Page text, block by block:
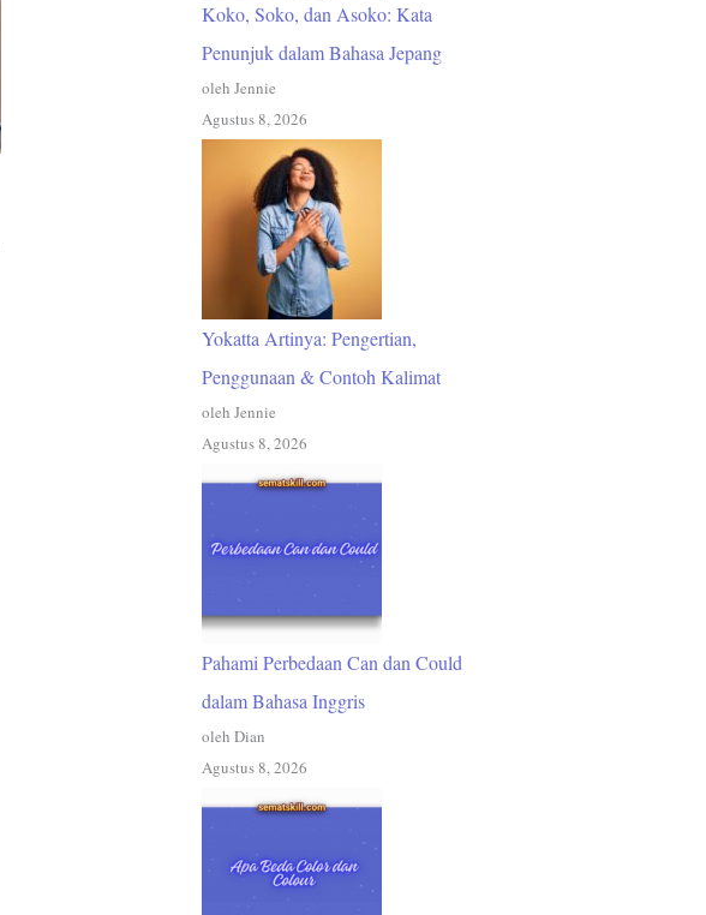
Koko, Soko, dan Asoko: Kata
Penunjuk dalam Bahasa Jepang
oleh Jennie
Agustus 8, 2026
Yokatta Artinya: Pengertian,
Penggunaan & Contoh Kalimat
oleh Jennie
Agustus 8, 2026
Pahami Perbedaan Can dan Could
dalam Bahasa Inggris
oleh Dian
Agustus 8, 2026